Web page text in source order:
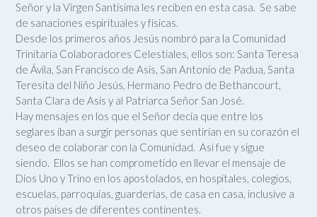
Señor y la Virgen Santísima les reciben en esta casa. Se sabe
de sanaciones espirituales y físicas.
Desde los primeros años Jesús nombró para la Comunidad
Trinitaria Colaboradores Celestiales, ellos son: Santa Teresa
de Ávila, San Francisco de Asís, San Antonio de Padua, Santa
Teresita del Niño Jesús, Hermano Pedro de Bethancourt,
Santa Clara de Asís y al Patriarca Señor San José.
Hay mensajes en los que el Señor decía que entre los
seglares iban a surgir personas que sentirían en su corazón el
deseo de colaborar con la Comunidad. Así fue y sigue
siendo. Ellos se han comprometido en llevar el mensaje de
Dios Uno y Trino en los apostolados, en hospitales, colegios,
escuelas, parroquias, guarderías, de casa en casa, inclusive a
otros países de diferentes continentes.